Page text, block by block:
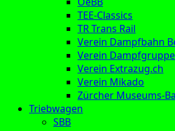
TEE-Classics
TR Trans Rail
Verein Dampfbahn
Verein
Verein Extrazug.ch
Verein Mikado
Zürcher Museums-
Triebwagen
SBB